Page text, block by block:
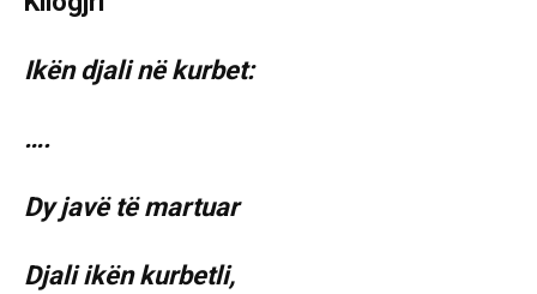
Ikën djali në kurbet:
….
Dy javë të martuar
Djali ikën kurbetli,